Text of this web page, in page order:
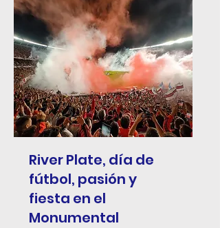
River Plate, día de
fútbol, pasión y
fiesta en el
Monumental